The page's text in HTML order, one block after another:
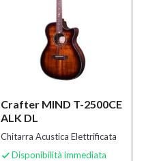
Crafter MIND T-2500CE
ALK DL
Chitarra Acustica Elettrificata
 Disponibilità immediata